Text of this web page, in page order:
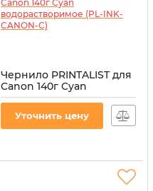
Чернило PRINTALIST для
Canon 140г Cyan
водорастворимое (PL-
PL-INK-CANON-C
Уточнить цену